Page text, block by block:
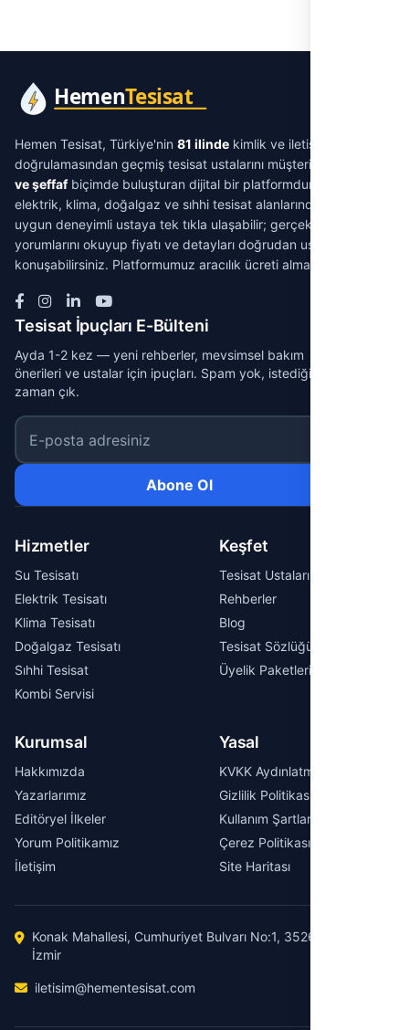
Hemen Tesisat, Türkiye'nin 81 ilinde kimlik ve iletişim
doğrulamasından geçmiş tesisat ustalarını müşterilerle
ve şeffafbiçimde buluşturan dijital bir platformdur. Su tesisatı,
elektrik, klima, doğalgaz ve sıhhi tesisat alanlarında ihtiyacınıza
uygun deneyimli ustaya tek tıkla ulaşabilir; gerçek müşteri
yorumlarını okuyup fiyatı ve detayları doğrudan ustayla
konuşabilirsiniz. Platformumuz aracılık ücreti almaz.
Tesisat İpuçları E-Bülteni
Ayda 1-2 kez — yeni rehberler, mevsimsel bakım
önerileri ve ustalar için ipuçları. Spam yok, istediğin
zaman çık.
E-posta adresiniz
Abone Ol
Hizmetler
Su Tesisatı
Elektrik Tesisatı
Klima Tesisatı
Doğalgaz Tesisatı
Sıhhi Tesisat
Kombi Servisi
Keşfet
Tesisat Ustaları
Rehberler
Blog
Tesisat Sözlüğü
Üyelik Paketleri
Kurumsal
Hakkımızda
Yazarlarımız
Editöryel İlkeler
Yorum Politikamız
İletişim
Yasal
KVKK Aydınlatma Metni
Gizlilik Politikası
Kullanım Şartları
Çerez Politikası
Site Haritası
Konak Mahallesi, Cumhuriyet Bulvarı No:1, 35260 Konak /
İzmir
iletisim@hementesisat.com